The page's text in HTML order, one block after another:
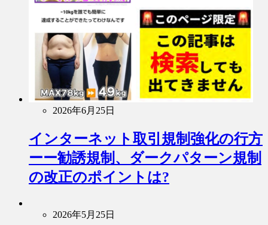
2026年6月25日
インターネット取引規制強化の行方
ーー勧誘規制、ダークパターン規制
の改正のポイントは?
2026年5月25日